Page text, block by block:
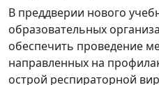
В преддверии нового
образовательных
обеспечить проведение
направленных на
острой респираторной